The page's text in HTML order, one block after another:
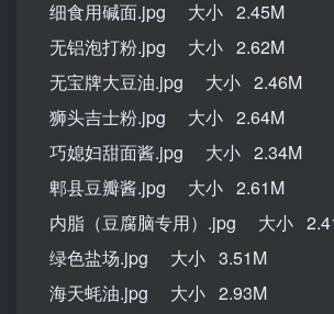
细食用碱面.jpg 大小 2.45M
无铝泡打粉.jpg 大小 2.62M
无宝牌大豆油.jpg 大小 2.46M
狮头吉士粉.jpg 大小 2.64M
巧媳妇甜面酱.jpg 大小 2.34M
郫县豆瓣酱.jpg 大小 2.61M
内脂（豆腐脑专用）.jpg 大小
绿色盐场.jpg 大小 3.51M
海天蚝油.jpg 大小 2.93M